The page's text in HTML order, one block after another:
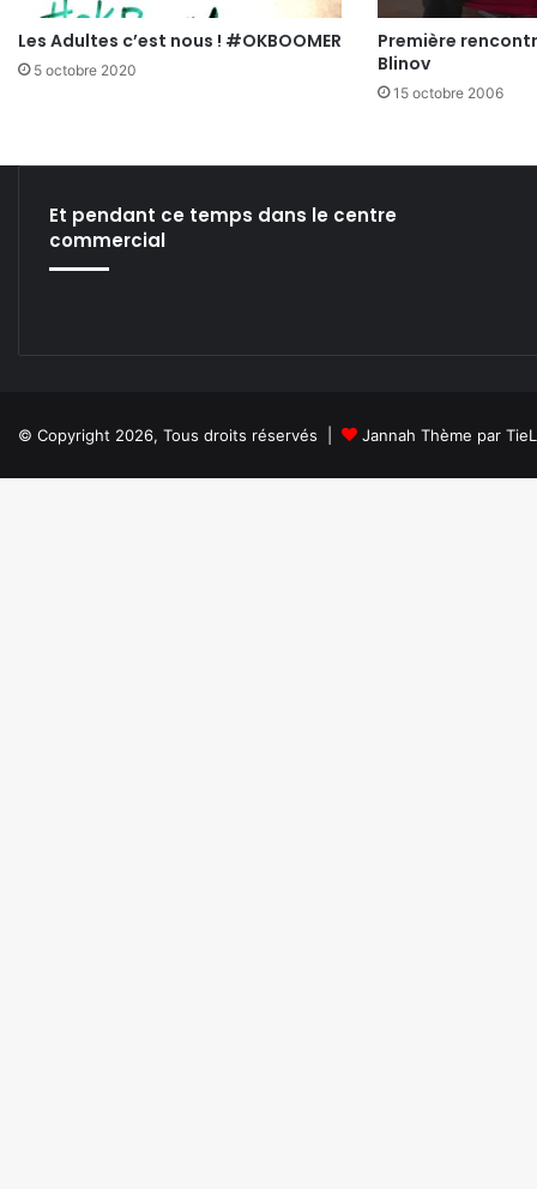
Les Adultes c’est nous ! #OKBOOMER
5 octobre 2020
Première
Blinov
15 octobre 2006
Et pendant ce temps dans le centre
commercial
© Copyright 2026, Tous droits réservés | Jannah Thème par